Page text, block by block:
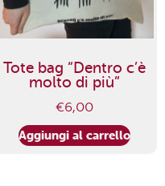
Tote bag “Dentro c’è
molto di più”
€6,00
Aggiungi al carrello